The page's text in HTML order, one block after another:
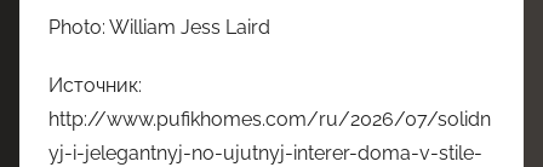
Photo: William Jess Laird
Источник:
http://www.pufikhomes.com/ru/2026/07/solidn
yj-i-jelegantnyj-no-ujutnyj-interer-doma-v-stile-